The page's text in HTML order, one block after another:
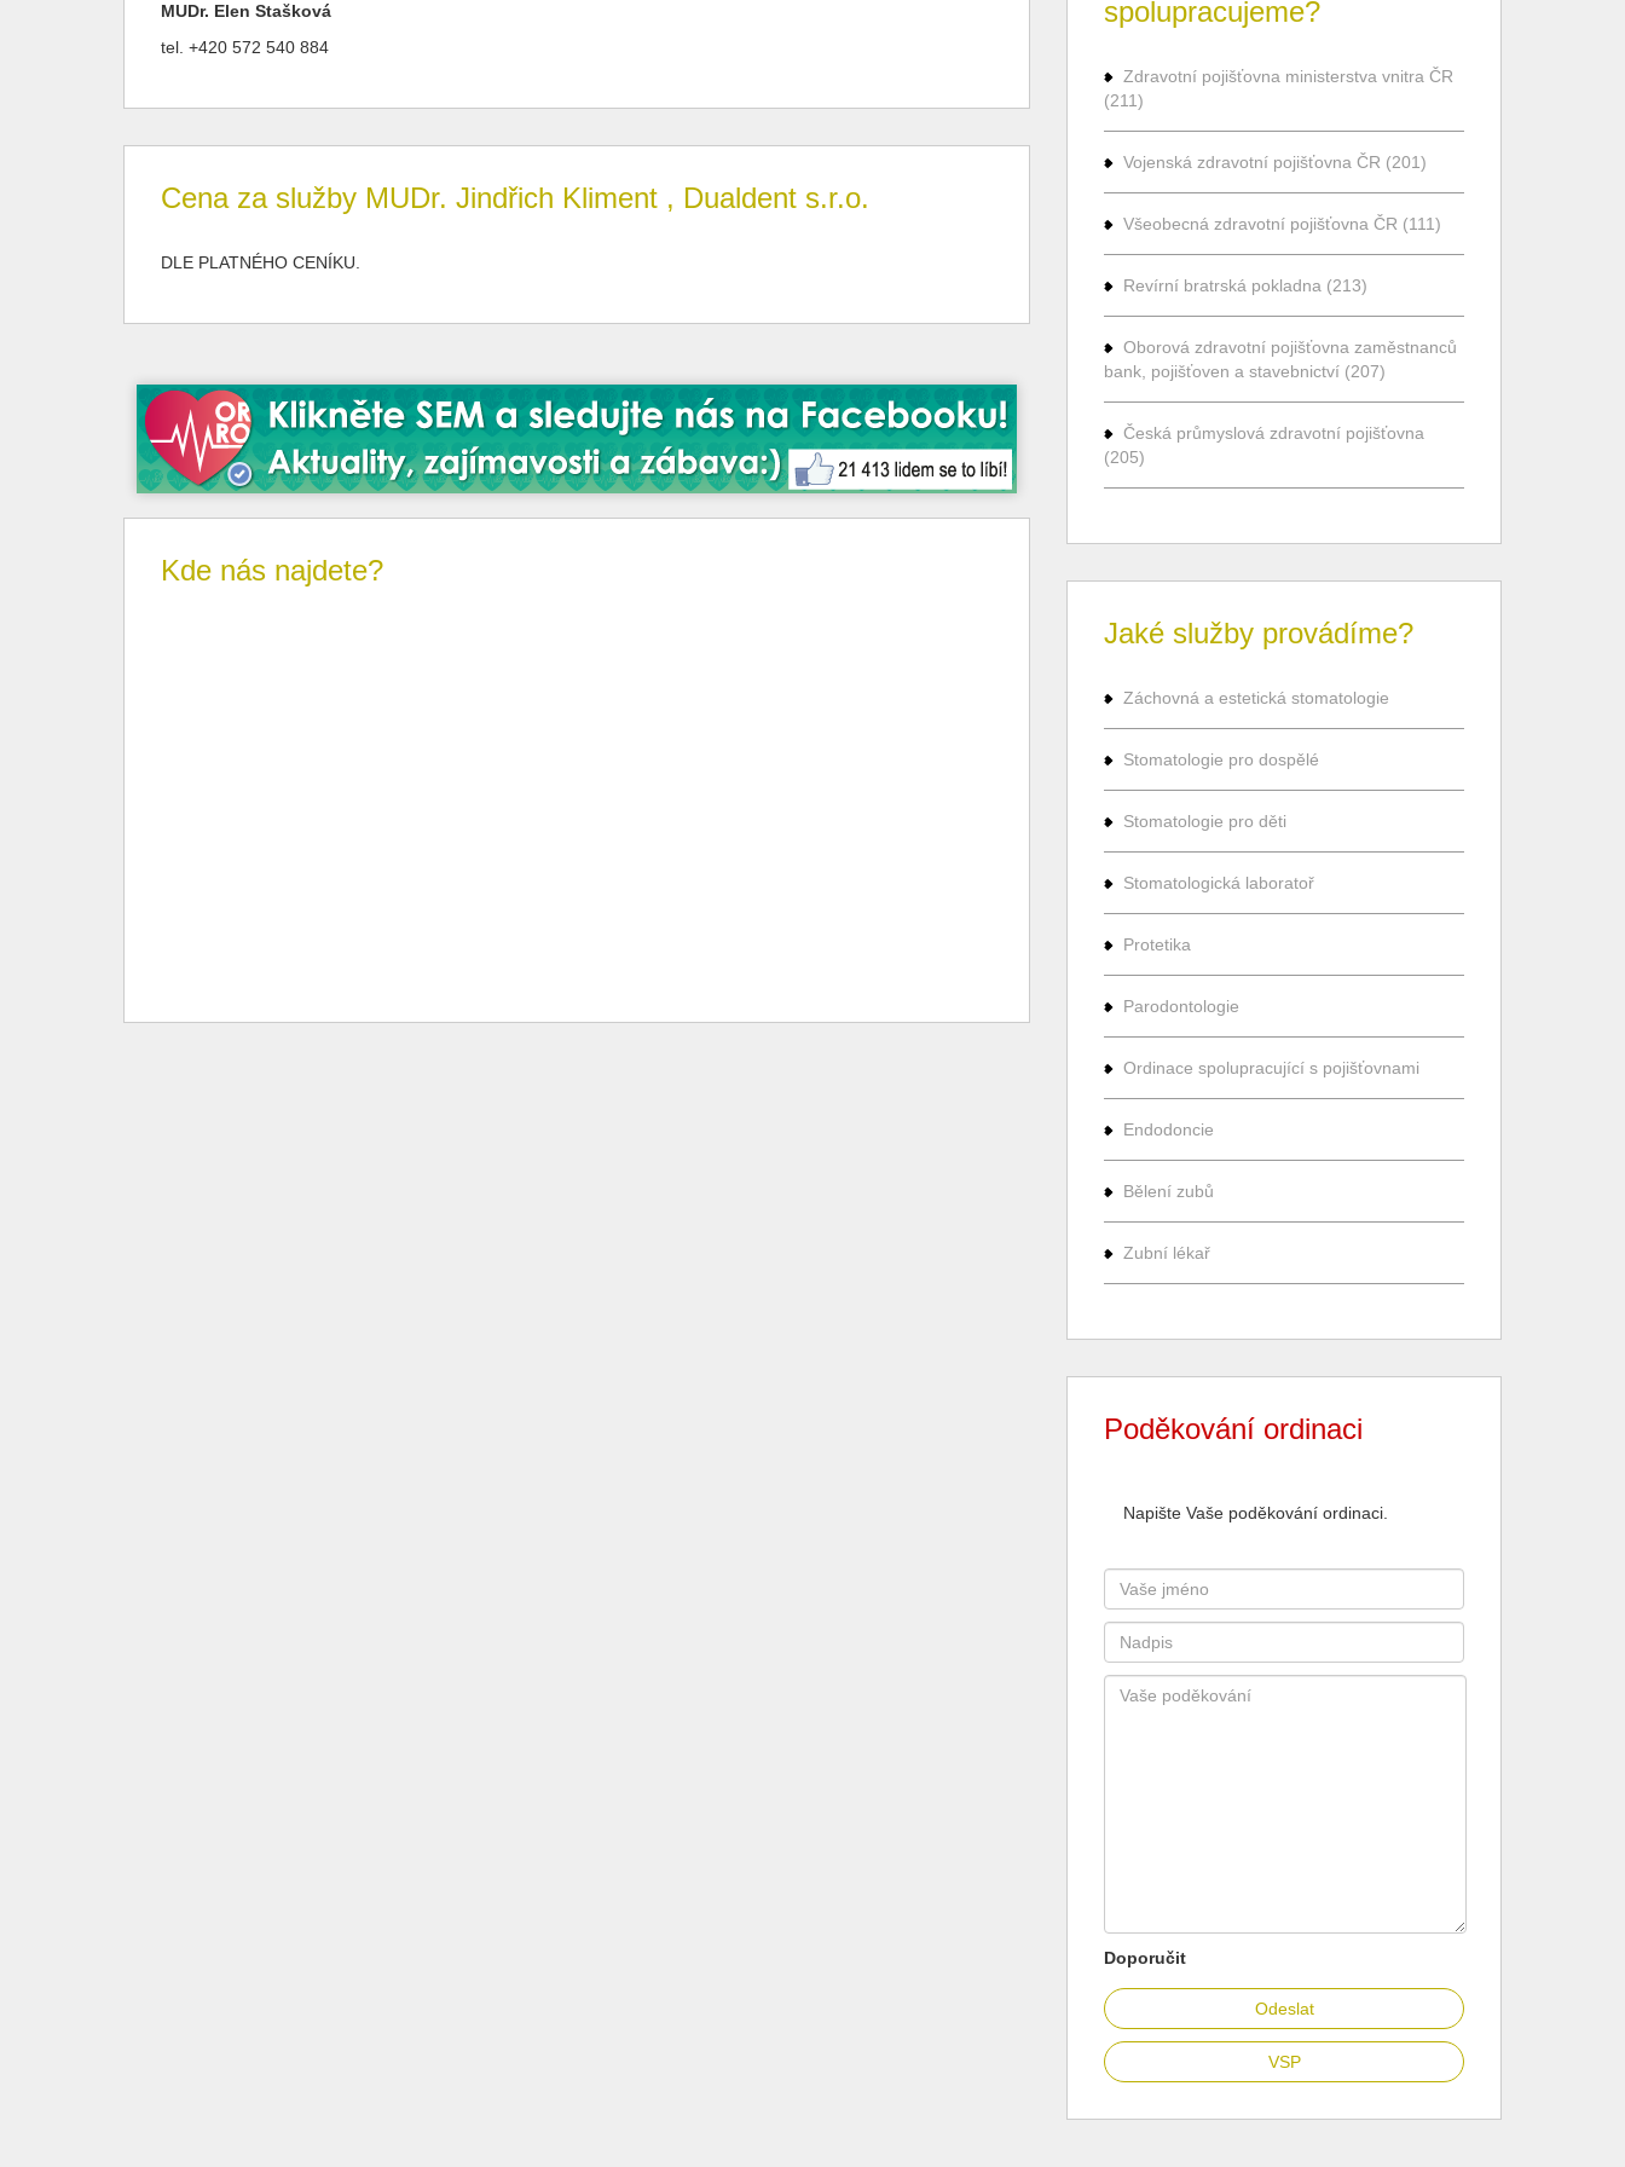
MUDr. Elen Stašková
tel. +420 572 540 884
Cena za služby MUDr. Jindřich Kliment , Dualdent s.r.o.
DLE PLATNÉHO CENÍKU.
Kde nás najdete?
spolupracujeme?
Zdravotní pojišťovna ministerstva vnitra ČR
(211)
Vojenská zdravotní pojišťovna ČR (201)
Všeobecná zdravotní pojišťovna ČR (111)
Revírní bratrská pokladna (213)
Oborová zdravotní pojišťovna zaměstnanců
bank, pojišťoven a stavebnictví (207)
Česká průmyslová zdravotní pojišťovna
(205)
Jaké služby provádíme?
Záchovná a estetická stomatologie
Stomatologie pro dospělé
Stomatologie pro děti
Stomatologická laboratoř
Protetika
Parodontologie
Ordinace spolupracující s pojišťovnami
Endodoncie
Bělení zubů
Zubní lékař
Poděkování ordinaci
Napište Vaše poděkování ordinaci.
Doporučit
VSP